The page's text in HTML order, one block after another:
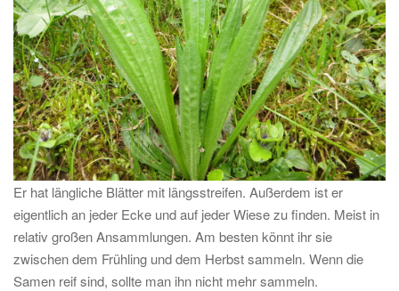
Er hat längliche Blätter mit längsstreifen. Außerdem ist er
eigentlich an jeder Ecke und auf jeder Wiese zu finden. Meist in
relativ großen Ansammlungen. Am besten könnt ihr sie
zwischen dem Frühling und dem Herbst sammeln. Wenn die
Samen reif sind, sollte man ihn nicht mehr sammeln.